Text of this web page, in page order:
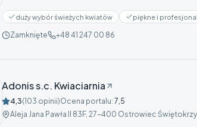
duży wybór świeżych kwiatów piękne i
Zamknięte +48 41 247 00 86
Adonis s.c. Kwiaciarnia
4,3(103 opinii)Ocena portalu: 7,5
Aleja Jana Pawła II 83F, 27-400 Ostrowiec